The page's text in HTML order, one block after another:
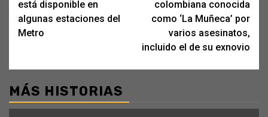
está disponible en
algunas estaciones del
Metro
colombiana conocida
como ‘La Muñeca’ por
varios asesinatos,
incluido el de su exnovio
MÁS HISTORIAS